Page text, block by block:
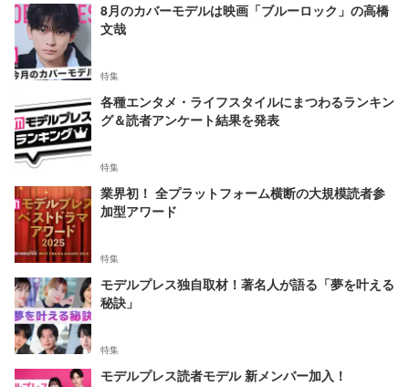
8月のカバーモデルは映画「ブルーロック」の高橋
文哉
特集
各種エンタメ・ライフスタイルにまつわるランキン
グ＆読者アンケート結果を発表
特集
業界初！ 全プラットフォーム横断の大規模読者参
加型アワード
特集
モデルプレス独自取材！著名人が語る「夢を叶える
秘訣」
特集
モデルプレス読者モデル 新メンバー加入！